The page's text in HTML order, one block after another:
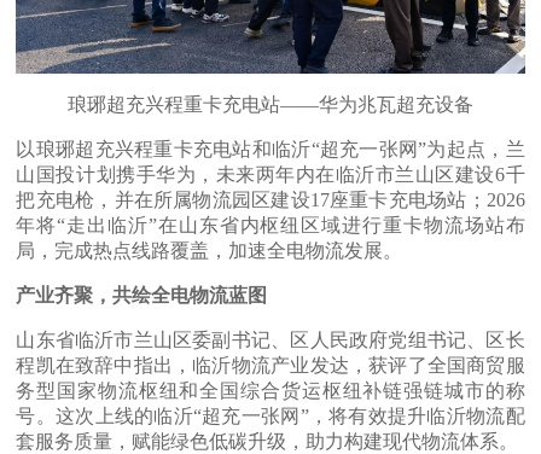
琅琊超充兴程重卡充电站——华为兆瓦超充设备
以琅琊超充兴程重卡充电站和临沂“超充一张网”为起点，兰
山国投计划携手华为，未来两年内在临沂市兰山区建设6千
把充电枪，并在所属物流园区建设17座重卡充电场站；2026
年将“走出临沂”在山东省内枢纽区域进行重卡物流场站布
局，完成热点线路覆盖，加速全电物流发展。
产业齐聚，共绘全电物流蓝图
山东省临沂市兰山区委副书记、区人民政府党组书记、区长
程凯在致辞中指出，临沂物流产业发达，获评了全国商贸服
务型国家物流枢纽和全国综合货运枢纽补链强链城市的称
号。这次上线的临沂“超充一张网”，将有效提升临沂物流配
套服务质量，赋能绿色低碳升级，助力构建现代物流体系。